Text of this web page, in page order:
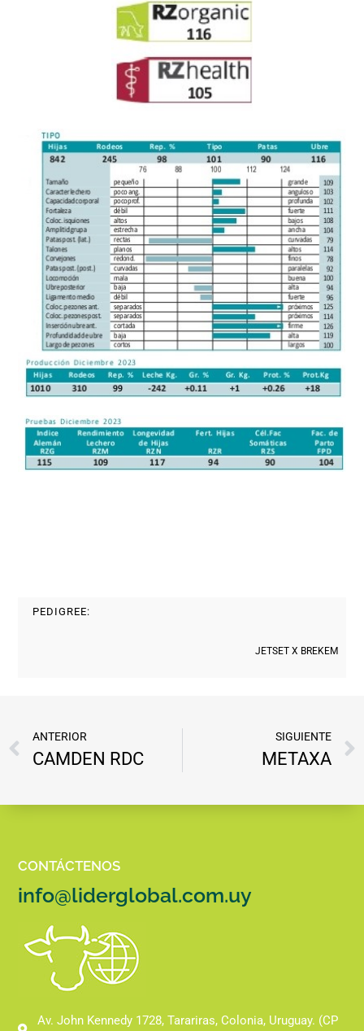
PEDIGREE:
JETSET X BREKEM
ANTERIOR
CAMDEN RDC
SIGUIENTE
METAXA
CONTÁCTENOS
info@liderglobal.com.uy
Av. John Kennedy 1728, Tarariras, Colonia, Uruguay. (CP